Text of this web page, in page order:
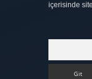
içerisinde